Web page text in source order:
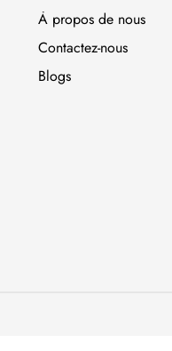
À propos de nous
Contactez-nous
Blogs